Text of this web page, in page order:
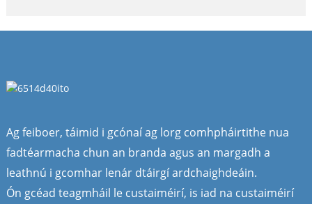
Ag feiboer, táimid i gcónaí ag lorg comhpháirtithe nua
fadtéarmacha chun an branda agus an margadh a
leathnú i gcomhar lenár dtáirgí ardchaighdeáin.
Ón gcéad teagmháil le custaiméirí, is iad na custaiméirí